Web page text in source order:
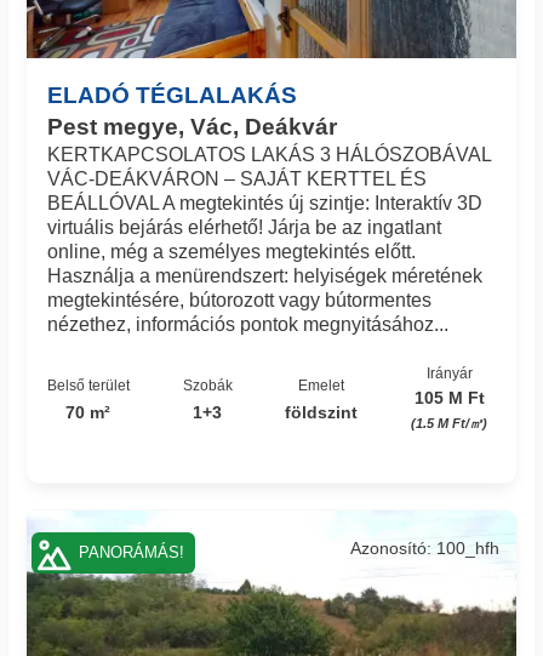
ELADÓ TÉGLALAKÁS
Pest megye, Vác, Deákvár
KERTKAPCSOLATOS LAKÁS 3 HÁLÓSZOBÁVAL
VÁC-DEÁKVÁRON – SAJÁT KERTTEL ÉS
BEÁLLÓVAL A megtekintés új szintje: Interaktív 3D
virtuális bejárás elérhető! Járja be az ingatlant
online, még a személyes megtekintés előtt.
Használja a menürendszert: helyiségek méretének
megtekintésére, bútorozott vagy bútormentes
nézethez, információs pontok megnyitásához...
Belső terület
70 m²
Szobák
1+3
Emelet
földszint
Irányár
105 M Ft
(1.5 M Ft/㎡)
Azonosító: 100_hfh
PANORÁMÁS!